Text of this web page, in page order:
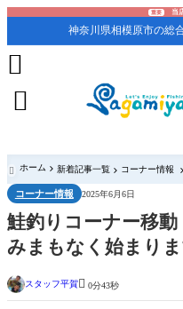
重要 当
神奈川県相模原市の総


 ホーム 新着記事一覧 コーナー情報
コーナー情報 2025年6月6日
鮭釣りコーナー移
みまもなく始まりま
スタッフ平賀 0分43秒